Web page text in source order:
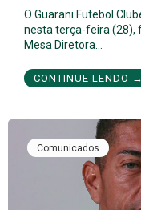
O Guarani Futebol
nesta terça-feira (28),
Mesa Diretora…
CONTINUE LENDO →
Comunicados